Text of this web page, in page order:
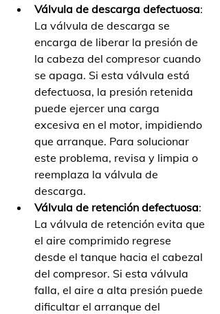
Válvula de descarga defectuosa:
La válvula de descarga se
encarga de liberar la presión de
la cabeza del compresor cuando
se apaga. Si esta válvula está
defectuosa, la presión retenida
puede ejercer una carga
excesiva en el motor, impidiendo
que arranque. Para solucionar
este problema, revisa y limpia o
reemplaza la válvula de
descarga.
Válvula de retención defectuosa:
La válvula de retención evita que
el aire comprimido regrese
desde el tanque hacia el cabezal
del compresor. Si esta válvula
falla, el aire a alta presión puede
dificultar el arranque del